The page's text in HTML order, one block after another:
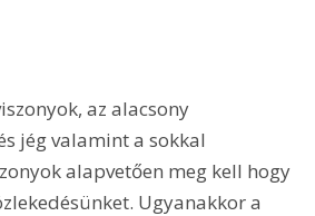
az alacsony
jég valamint a sokkal
alapvetően meg kell hogy
Ugyanakkor a